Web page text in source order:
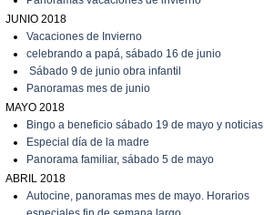
JUNIO 2018
Vacaciones de Invierno
celebrando a papá, sábado 16 de junio
Sábado 9 de junio obra infantil
Panoramas mes de junio
MAYO 2018
Bingo a beneficio sábado 19 de mayo y noticias
Especial día de la madre
Panorama familiar, sábado 5 de mayo
ABRIL 2018
Autocine, panoramas mes de mayo. Horarios